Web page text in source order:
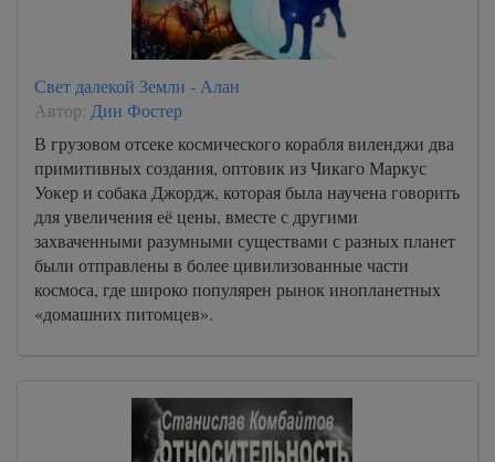
Свет далекой Земли - Алан
Автор: Дин Фостер
В грузовом отсеке космического корабля виленджи два
примитивных создания, оптовик из Чикаго Маркус
Уокер и собака Джордж, которая была научена говорить
для увеличения её цены, вместе с другими
захваченными разумными существами с разных планет
были отправлены в более цивилизованные части
космоса, где широко популярен рынок инопланетных
«домашних питомцев».